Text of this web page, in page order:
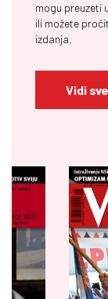
mogu preuzeti
ili možete
izdanja.
Vidi sve